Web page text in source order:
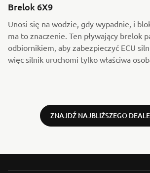
Brelok 6X9
Unosi się na wodzie, gdy wypadnie, i
ma to znaczenie. Ten pływający brelok
odbiornikiem, aby zabezpieczyć ECU
więc silnik uruchomi tylko właściwa
ZNAJDŹ NAJBLIŻSZEGO